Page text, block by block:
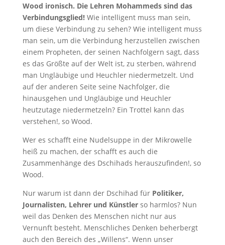
Wood ironisch. Die Lehren Mohammeds sind das
Verbindungsglied! Wie intelligent muss man sein,
um diese Verbindung zu sehen? Wie intelligent muss
man sein, um die Verbindung herzustellen zwischen
einem Propheten, der seinen Nachfolgern sagt, dass
es das Größte auf der Welt ist, zu sterben, während
man Ungläubige und Heuchler niedermetzelt. Und
auf der anderen Seite seine Nachfolger, die
hinausgehen und Ungläubige und Heuchler
heutzutage niedermetzeln? Ein Trottel kann das
verstehen!, so Wood.
Wer es schafft eine Nudelsuppe in der Mikrowelle
heiß zu machen, der schafft es auch die
Zusammenhänge des Dschihads herauszufinden!, so
Wood.
Nur warum ist dann der Dschihad für Politiker,
Journalisten, Lehrer und Künstlerso harmlos? Nun
weil das Denken des Menschen nicht nur aus
Vernunft besteht. Menschliches Denken beherbergt
auch den Bereich des „Willens“. Wenn unser